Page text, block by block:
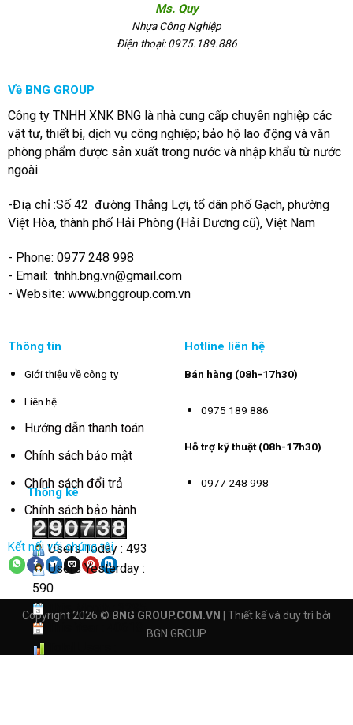
Ms. Quy
Nhựa Công Nghiệp
Điện thoại: 0975.189.886
Về BNG GROUP
Công ty TNHH XNK BNG là nhà cung cấp chuyên nghiệp các
vật tư, thiết bị, dịch vụ công nghiệp; bảo hộ lao động và văn
phòng phẩm được sản xuất trong nước và nhập khẩu từ nước
ngoài.
-Điạ chỉ :Số 42 đường Thắng Lợi, tổ dân phố Gạch, phường
Việt Hòa, thành phố Hải Phòng (Hải Dương cũ), Việt Nam
- Phone: 0977 248 998
- Email: tnhh.bng.vn@gmail.com
- Website: www.bnggroup.com.vn
Thông tin
Giới thiệu về công ty
Liên hệ
Hướng dẫn thanh toán
Chính sách bảo mật
Chính sách đổi trả
Chính sách bảo hành
Kết nối với chúng tôi
Hotline liên hệ
Bán hàng (08h-17h30)
0975 189 886
Hỗ trợ kỹ thuật (08h-17h30)
0977 248 998
Thống kê
Users Today : 493
Users Yesterday :
590
This Month : 3295
Copyright 2026 © BNG GROUP.COM.VN
| Thiết kế và duy trì bởi
BGN GROUP